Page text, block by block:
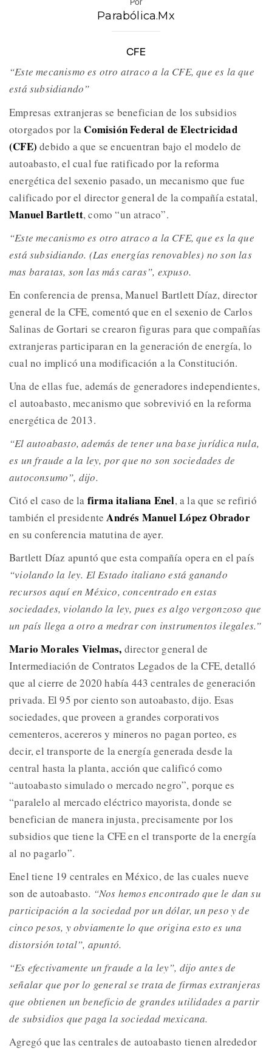
Por
Parabólica.Mx
CFE
“Este mecanismo es otro atraco a la CFE, que es la que
está subsidiando”
Empresas extranjeras se benefician de los subsidios
otorgados por laComisión Federal de Electricidad
(CFE) debido a que se encuentran bajo el modelo de
autoabasto, el cual fue ratificado por la reforma
energética del sexenio pasado, un mecanismo que fue
calificado por el director general de la compañía estatal,
Manuel Bartlett, como “un atraco”.
“Este mecanismo es otro atraco a la CFE, que es la que
está subsidiando. (Las energías renovables) no son las
mas baratas, son las más caras”, expuso.
En conferencia de prensa, Manuel Bartlett Díaz, director
general de la CFE, comentó que en el sexenio de Carlos
Salinas de Gortari se crearon figuras para que compañías
extranjeras participaran en la generación de energía, lo
cual no implicó una modificación a la Constitución.
Una de ellas fue, además de generadores independientes,
el autoabasto, mecanismo que sobrevivió en la reforma
energética de 2013.
“El autoabasto, además de tener una base jurídica nula,
es un fraude a la ley, por que no son sociedades de
autoconsumo”, dijo.
Citó el caso de la firma italiana Enel, a la que se refirió
también el presidente Andrés Manuel López Obrador
en su conferencia matutina de ayer.
Bartlett Díaz apuntó que esta compañía opera en el país
“violando la ley. El Estado italiano está ganando
recursos aquí en México, concentrado en estas
sociedades, violando la ley, pues es algo vergonzoso que
un país llega a otro a medrar con instrumentos ilegales.”
Mario Morales Vielmas, director general de
Intermediación de Contratos Legados de la CFE, detalló
que al cierre de 2020 había 443 centrales de generación
privada. El 95 por ciento son autoabasto, dijo. Esas
sociedades, que proveen a grandes corporativos
cementeros, acereros y mineros no pagan porteo, es
decir, el transporte de la energía generada desde la
central hasta la planta, acción que calificó como
“autoabasto simulado o mercado negro”, porque es
“paralelo al mercado eléctrico mayorista, donde se
benefician de manera injusta, precisamente por los
subsidios que tiene la CFE en el transporte de la energía
al no pagarlo”.
Enel tiene 19 centrales en México, de las cuales nueve
son de autoabasto. “Nos hemos encontrado que le dan su
participación a la sociedad por un dólar, un peso y de
cinco pesos, y obviamente lo que origina esto es una
distorsión total”, apuntó.
“Es efectivamente un fraude a la ley”, dijo antes de
señalar que por lo general se trata de firmas extranjeras
que obtienen un beneficio de grandes utilidades a partir
de subsidios que paga la sociedad mexicana.
Agregó que las centrales de autoabasto tienen alrededor